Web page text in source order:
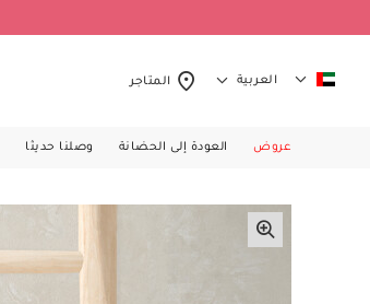
العربية المتاجر
عروض العودة إلى الحضانة وصلنا حديثا